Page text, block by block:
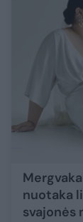
nuotaka
svajonės